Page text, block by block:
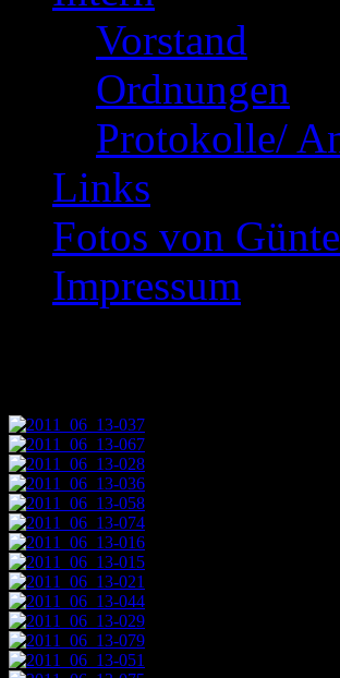
Vorstand
Ordnungen
Protokolle/
Links
Fotos von
Impressum